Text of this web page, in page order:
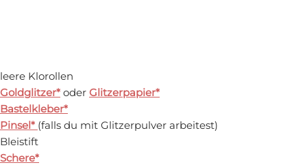
leere Klorollen
Goldglitzer* oder Glitzerpapier*
Bastelkleber*
Pinsel* (falls du mit Glitzerpulver arbeitest)
Bleistift
Schere*